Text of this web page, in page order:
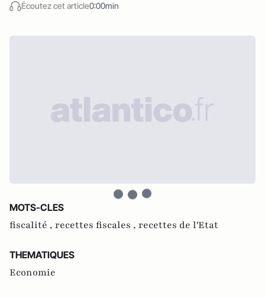
Écoutez cet article0:00min
MOTS-CLES
fiscalité , recettes fiscales , recettes de l'Etat
THEMATIQUES
Economie